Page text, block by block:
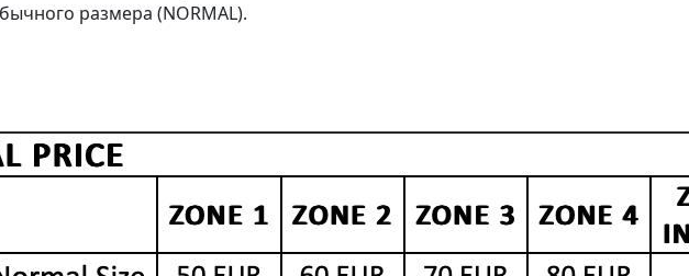
размера (NORMAL).